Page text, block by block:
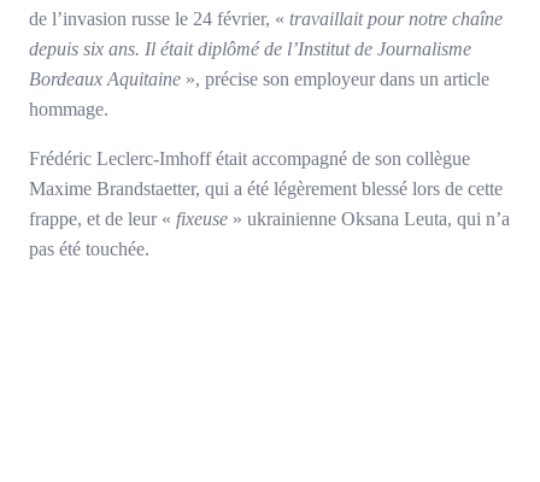
de l’invasion russe le 24 février, « travaillait pour notre chaîne
depuis six ans. Il était diplômé de l’Institut de Journalisme
Bordeaux Aquitaine », précise son employeur dans un article
hommage.
Frédéric Leclerc-Imhoff était accompagné de son collègue
Maxime Brandstaetter, qui a été légèrement blessé lors de cette
frappe, et de leur « fixeuse » ukrainienne Oksana Leuta, qui n’a
pas été touchée.